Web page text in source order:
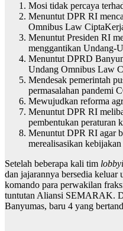
Mosi tidak percaya
Menuntut DPR RI
Omnibus Law
Menuntut Presiden RI
menggantikan Undang-
Menuntut DPRD
Undang Omnibus Law
Mendesak pemerintah
permasalahan pandemi
Mewujudkan reforma
Menuntut DPR RI
pembentukan peraturan
Menuntut DPR RI agar
merealisasikan
Setelah beberapa kali tim
dan jajarannya bersedia
komando para perwakilan
tuntutan Aliansi SEMARAK.
Banyumas, baru 4 yang